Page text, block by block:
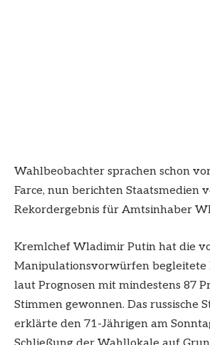
Wahlbeobachter sprachen schon
Farce, nun berichten Staatsmedien
Rekordergebnis für Amtsinhaber
Kremlchef Wladimir Putin hat die
Manipulationsvorwürfen begleitete
laut Prognosen mit mindestens 87
Stimmen gewonnen. Das russische
erklärte den 71-Jährigen am